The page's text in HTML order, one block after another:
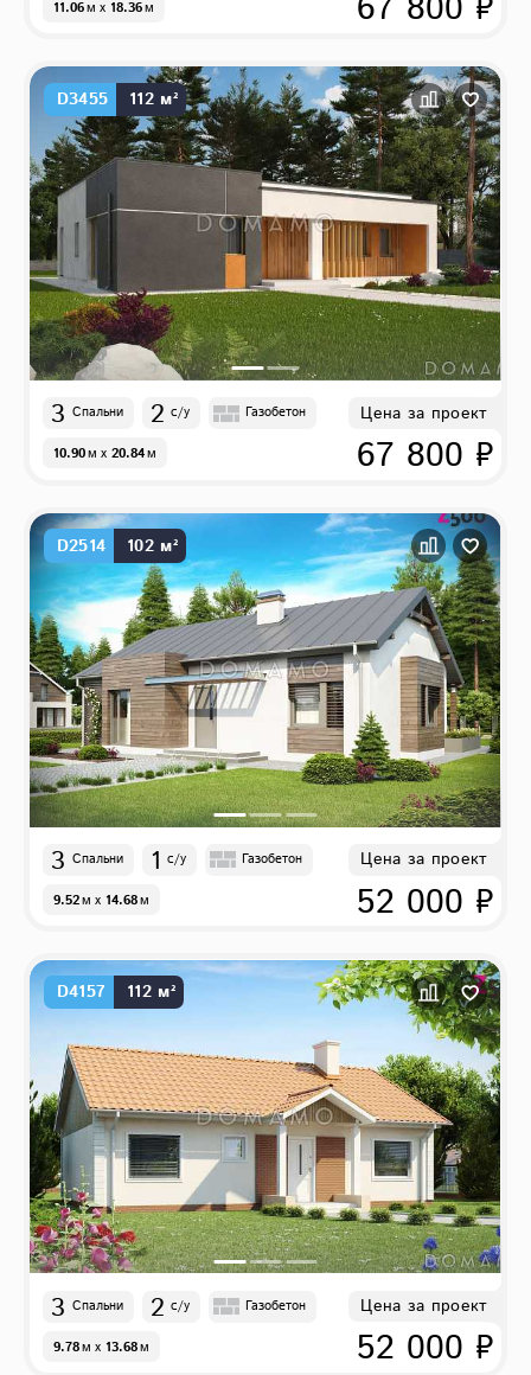
11.06м x 18.36м
D3455 112 м²
3 Спальни 2 с/у Газобетон
10.90м x 20.84м
Цена за проект
67 800 ₽
D2514 102 м²
3 Спальни 1 с/у Газобетон
9.52м x 14.68м
Цена за проект
52 000 ₽
D4157 112 м²
3 Спальни 2 с/у Газобетон
9.78м x 13.68м
Цена за проект
52 000 ₽